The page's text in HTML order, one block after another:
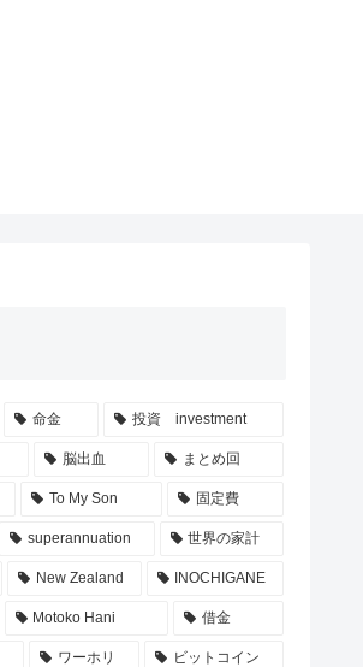
命金 投資 investment
脳出血 まとめ回
To My Son 固定費
superannuation 世界の家計
New Zealand INOCHIGANE
Motoko Hani 借金
ワーホリ ビットコイン